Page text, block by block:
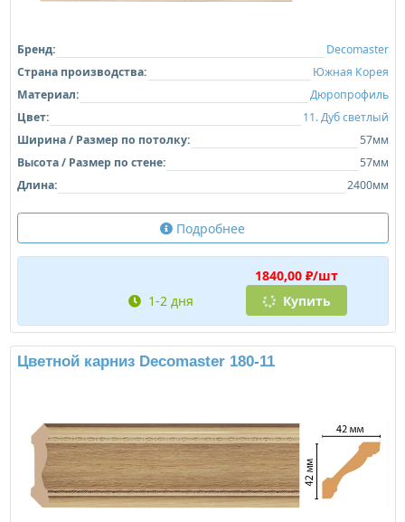
Бренд:
Decomaster
Страна производства:
Южная Корея
Материал:
Дюропрофиль
Цвет:
11. Дуб светлый
Ширина / Размер по потолку:
57мм
Высота / Размер по стене:
57мм
Длина:
2400мм
Подробнее
1840,00 ₽/шт
1-2 дня
Купить
Цветной карниз Decomaster 180-11